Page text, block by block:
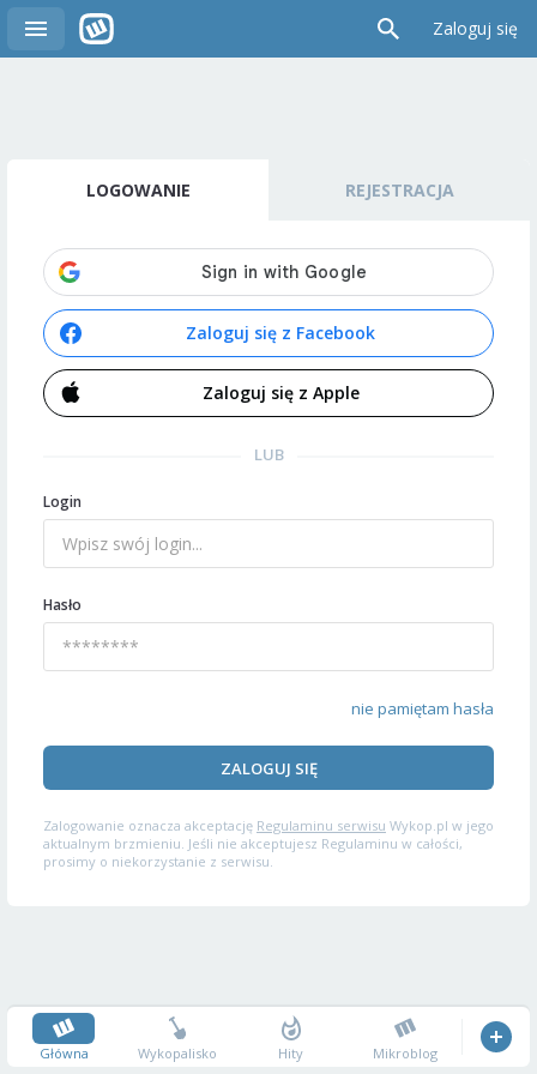
Zaloguj się
LOGOWANIE REJESTRACJA
Zaloguj się z Facebook
Zaloguj się z Apple
LUB
Login
Hasło
nie pamiętam hasła
ZALOGUJ SIĘ
Zalogowanie oznacza akceptację Regulaminu serwisu Wykop.pl w jego
aktualnym brzmieniu. Jeśli nie akceptujesz Regulaminu w całości,
prosimy o niekorzystanie z serwisu.
Główna Wykopalisko Hity Mikroblog